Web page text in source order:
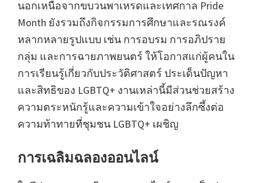
นอกเหนือจากขบวนพาเหรดและเทศกาล Pride
Month ยังรวมถึงกิจกรรมการศึกษาและรณรงค์
หลากหลายรูปแบบ เช่น การอบรม การอภิปราย
กลุ่ม และการฉายภาพยนตร์ ให้โอกาสแก่ผู้คนใน
การเรียนรู้เกี่ยวกับประวัติศาสตร์ ประเด็นปัญหา
และสิทธิของ LGBTQ+ งานเหล่านี้มีส่วนช่วยสร้าง
ความตระหนักรู้และความเข้าใจอย่างลึกซึ้งต่อ
ความท้าทายที่ชุมชน LGBTQ+ เผชิญ
การเฉลิมฉลองออนไลน์